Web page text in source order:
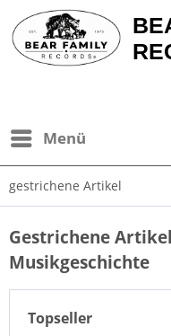
Menü
gestrichene Artikel
Gestrichene
Musikgeschichte
Topseller